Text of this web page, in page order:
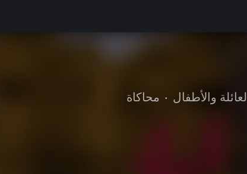
العائلة والأطفال • محاكاة